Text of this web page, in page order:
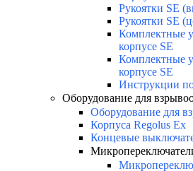
Рукоятки SE
Рукоятки SE
Комплектные
корпусе SE
Комплектные
корпусе SE
Инструкции
Оборудование для
Оборудование для
Корпуса Regolus Ex
Концевые